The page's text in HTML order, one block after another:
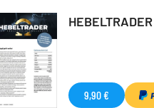
9,90 €